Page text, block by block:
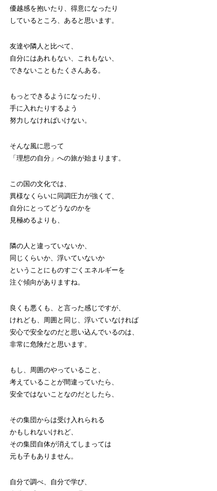
優越感を抱いたり、得意になったり
しているところ、あると思います。
友達や隣人と比べて、
自分にはあれもない、これもない、
できないこともたくさんある。
もっとできるようになったり、
手に入れたりするよう
努力しなければいけない。
そんな風に思って
「理想の自分」への旅が始まります。
この国の文化では、
異様なくらいに同調圧力が強くて、
自分にとってどうなのかを
見極めるよりも、
隣の人と違っていないか、
同じくらいか、浮いていないか
ということにものすごくエネルギーを
注ぐ傾向がありますね。
良くも悪くも、と言った感じですが、
けれども、周囲と同じ、浮いていなければ
安心で安全なのだと思い込んでいるのは、
非常に危険だと思います。
もし、周囲のやっていること、
考えていることが間違っていたら、
安全ではないことなのだとしたら、
その集団からは受け入れられる
かもしれないけれど、
その集団自体が消えてしまっては
元も子もありません。
自分で調べ、自分で学び、